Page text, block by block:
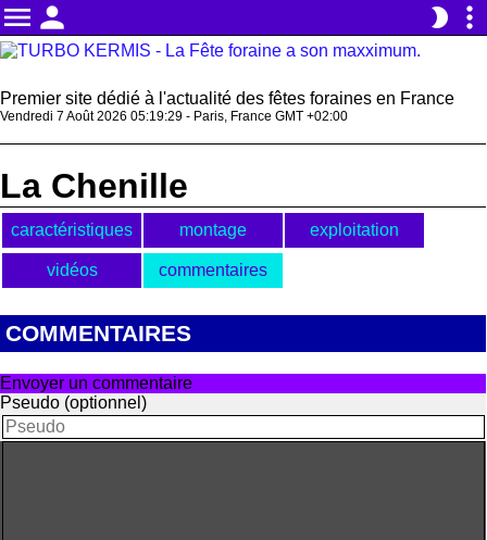
menu person brightness_2 more_vert
Premier site dédié à l'actualité des fêtes foraines en France
Vendredi 7 Août 2026 05:19:29 - Paris, France GMT +02:00
La Chenille
caractéristiques montage exploitation
vidéos commentaires
COMMENTAIRES
Envoyer un commentaire
Pseudo (optionnel)